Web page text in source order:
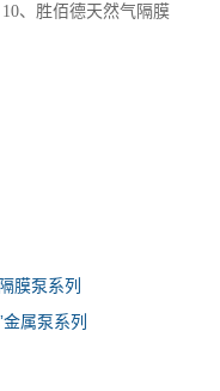
、胜佰德天然气隔膜
膜泵系列
属泵系列